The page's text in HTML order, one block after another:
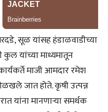
सूळ यांसह हंडाळवाडीच्या
कुल यांच्या माध्यमातून
माजी आमदार रमेश
जात होते. कृषी उत्पन्न
यांना मानणाऱ्या समर्थक